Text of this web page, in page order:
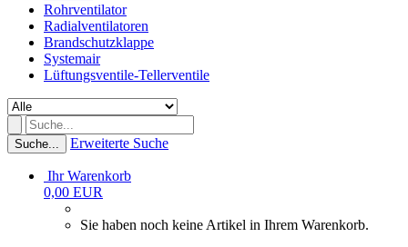
Rohrventilator
Radialventilatoren
Brandschutzklappe
Systemair
Lüftungsventile-Tellerventile
Suche... Erweiterte Suche
Ihr Warenkorb
0,00 EUR
Sie haben noch keine Artikel in Ihrem Warenkorb.